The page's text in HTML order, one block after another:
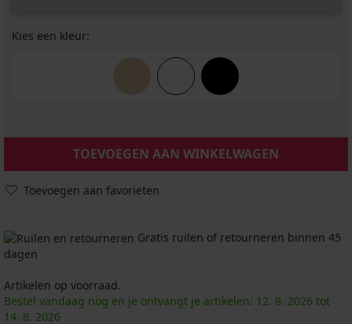
Kies een kleur:
TOEVOEGEN AAN WINKELWAGEN
Toevoegen aan favorieten
Gratis ruilen of retourneren binnen 45
dagen
Artikelen op voorraad.
Bestel vandaag nog en je ontvangt je artikelen: 12. 8. 2026 tot
14. 8. 2026